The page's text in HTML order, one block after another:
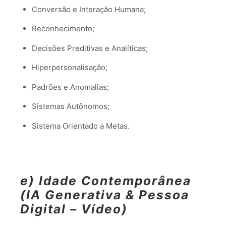
Conversão e Interação Humana;
Reconhecimento;
Decisões Preditivas e Analíticas;
Hiperpersonalisação;
Padrões e Anomalias;
Sistemas Autônomos;
Sistema Orientado a Metas.
e) Idade Contemporânea
(IA Generativa & Pessoa
Digital – Vídeo)